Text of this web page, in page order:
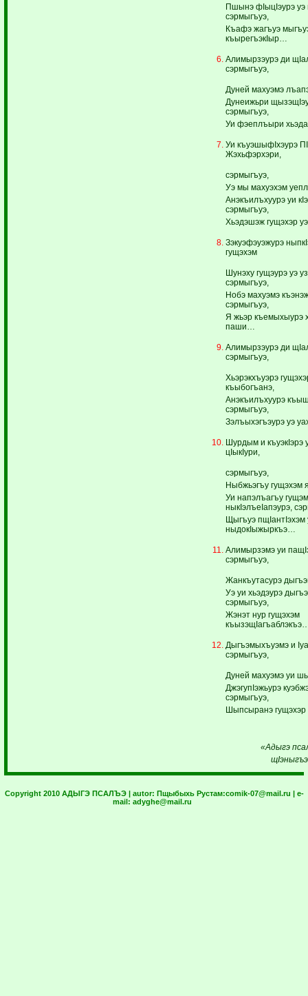
Пшынэ фIыцIэурэ уэ
сэрмыгъуэ,
Къафэ жагъуэ
къырегъэкIыр…
Алимырзэурэ ди
сэрмыгъуэ,
Дуней махуэмэ
Дунеижьри
сэрмыгъуэ,
Уи фэеплъыри
Уи къуэшыфIхэурэ
Жэхьфэрхэри,
сэрмыгъуэ,
Уэ мы махуэхэм
Анэкъилъхуурэ уи
сэрмыгъуэ,
Хьэдэшэж гущэхэр
Зэкуэфэуэжурэ
гущэхэм
Шунэху гущэурэ уэ
сэрмыгъуэ,
Нобэ махуэмэ
сэрмыгъуэ,
Я жьэр къемыхыурэ
паши…
Алимырзэурэ ди
сэрмыгъуэ,
Хьэрэкхъуэрэ
къыбогъанэ,
Анэкъилъхуурэ
сэрмыгъуэ,
Зэлъыхэгъэурэ уэ
Шурдым и къуэкIэрэ
цIыкIури,
сэрмыгъуэ,
Ныбжьэгъу гущэхэм
Уи напэлъагъу гущэм
ныкIэлъеIапэурэ,
Щыгъуэ пщIантIэхэм
ныдокIыжыркъэ…
Алимырзэмэ уи
сэрмыгъуэ,
Жанкъутасурэ
Уэ уи хьэдэурэ
сэрмыгъуэ,
Жэнэт нур гущэхэм
Дыгъэмыхъуэмэ и
сэрмыгъуэ,
Дуней махуэмэ уи
ДжэгупIэжьурэ
сэрмыгъуэ,
Шыпсыранэ гущэхэр
«Адыгэ
Copyright 2010 АДЫГЭ ПСАЛЪЭ | autor: Пщыбыхь Рустам:comik-07@mail.ru | e-
mail: adyghe@mail.ru